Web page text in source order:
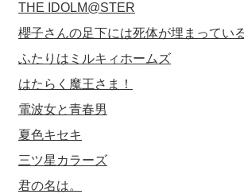
THE IDOLM@STER
櫻子さんの足下には死体が埋まってい
ふたりはミルキィホームズ
はたらく魔王さま！
電波女と青春男
夏色キセキ
三ツ星カラーズ
君の名は。